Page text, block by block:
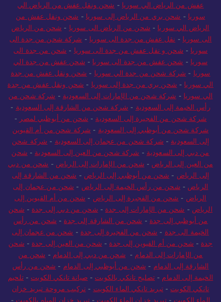
عفش من الرياض الي سوريا - شحن ونقل عفش من الرياض الي
سوريا - شحن بري من الرياض إلى سوريا - شحن ونقل عفش من
الرياض الي سوريا - شحن من الرياض الى سوريا - شحن من الرياض
الى سوريا - نقل عفش من جدة الى سوريا - شركة شحن من جدة الى
سوريا - شحن و نقل عفش من جدة الى سوريا - شحن من جدة الى
سوريا - شحن عفش من جدة الى سوريا - شحن عفش من جدة الي
سوريا - شركة شحن من جدة الي سوريا - شحن ونقل عفش من جدة
الي سوريا - شحن بري من جدة إلى سوريا - شحن ونقل عفش من جدة
الي سوريا - شركة شحن من الإمارات إلى السعودية - شركة شحن من
رأس الخيمة إلى السعودية - شركة شحن من الشارقة إلى السعودية -
شركة شحن من الفجيرة إلى السعودية - شحن من أبوظبي لمصر -
شركة شحن من أبوظبي إلى السعودية - شركة شحن من أم القيوين
إلى السعودية - شركة شحن من عجمان إلى السعودية - شركة شحن
من دبي إلى السعودية - شركة شحن من العين إلى السعودية - شحن
من العين إلى الرياض - شحن من الإمارات إلى الرياض - شحن من دبي
إلى الرياض - شحن من أبوظبي إلى الرياض - شحن من الشارقة إلى
الرياض - شحن من رأس الخيمة إلى الرياض - شحن من عجمان إلى
الرياض - شحن من الفجيرة إلى الرياض - شحن من أم القيوين إلى
الرياض - شحن من الإمارات إلى جدة - شحن من دبي إلى جدة - شحن
من أبوظبي إلى جدة - شحن من الشارقة إلى جدة - شحن من رأس
الخيمة الى جدة - شحن من الفجيرة إلى جدة - شحن من عجمان إلى
جدة - شحن من أم القيوين إلى جدة - شحن من العين إلى جدة - شحن
من الإمارات إلى الدمام - شحن من دبي إلى الدمام - شحن من
الشارقة إلى الدمام - شحن من أبوظبي إلى الدمام - شحن من رأس
الخيمة إلى الدمام -تصليح تانكي بالكويت - صيانة تانكي الكويت -تلحيم
تانكي الكويت -تبريد تانكي الماء الكويت - تركيب مروحة تبريد خزان
الماء الكويت -تبريد خزان الماء الكويت - تبريد خزان المياه بالكويت -